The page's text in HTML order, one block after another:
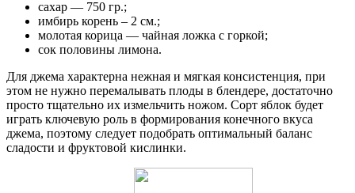
сахар — 750 гр.;
имбирь корень – 2 см.;
молотая корица — чайная ложка с горкой;
сок половины лимона.
Для джема характерна нежная и мягкая консистенция, при
этом не нужно перемалывать плоды в блендере, достаточно
просто тщательно их измельчить ножом. Сорт яблок будет
играть ключевую роль в формирования конечного вкуса
джема, поэтому следует подобрать оптимальный баланс
сладости и фруктовой кислинки.